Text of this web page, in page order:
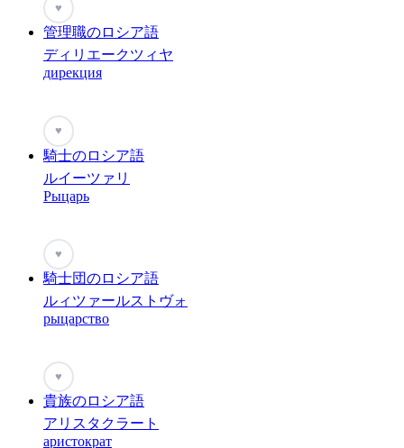
♥
管理職のロシア語
ディリエークツィヤ
дирекция
♥
騎士のロシア語
ルイーツァリ
Рыцарь
♥
騎士団のロシア語
ルィツァールストヴォ
рыцарство
♥
貴族のロシア語
アリスタクラート
аристократ